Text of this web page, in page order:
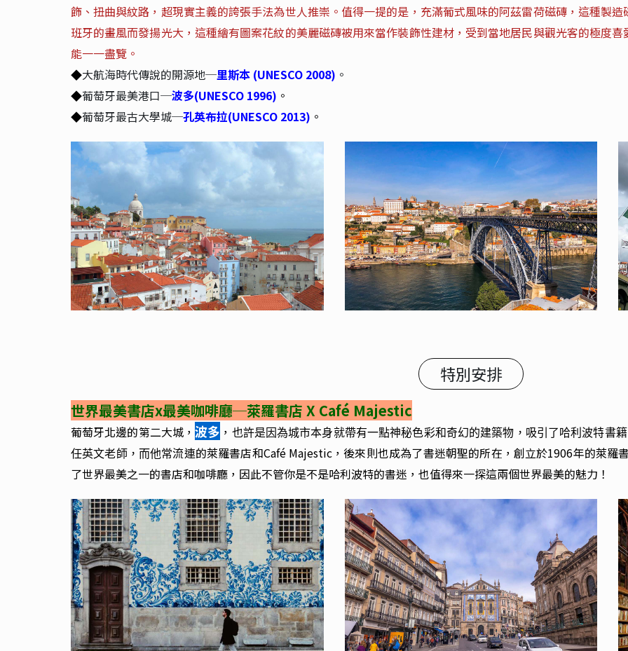
飾、扭曲與紋路，超現實主義的誇張手法為世人推崇。值得一提的是，充滿葡式風味的阿茲雷荷磁磚，這種製
班牙的畫風而發揚光大，這種繪有圖案花紋的美麗磁磚被用來當作裝飾性建材，受到當地居民與觀光客的極度
能一一盡覽。
◆大航海時代傳說的開源地─里斯本 (UNESCO 2008) 。
◆葡萄牙最美港口─波多(UNESCO 1996) 。
◆葡萄牙最古大學城─孔英布拉(UNESCO 2013) 。
特別安排
世界最美書店x最美咖啡廳─萊羅書店 X Café Majestic
葡萄牙北邊的第二大城，波多 ， 也許是因為城市本身就帶有一點神秘色彩和奇幻的建築物，吸引了哈利波特書
任英文老師，而他常流連的萊羅書店和Café Majestic，後來則也成為了書迷朝聖的所在，創立於1906年的萊羅
了世界最美之一的書店和咖啡廳，因此不管你是不是哈利波特的書迷，也值得來一探這兩個世界最美的魅力！